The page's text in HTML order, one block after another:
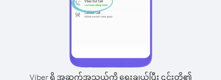
Viber ရှိ အဆက်အသွယ်ကို ရွေးချယ်ပြီး ၎င်းတို့၏